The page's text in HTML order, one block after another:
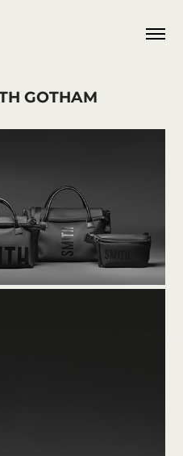
GOTHAM